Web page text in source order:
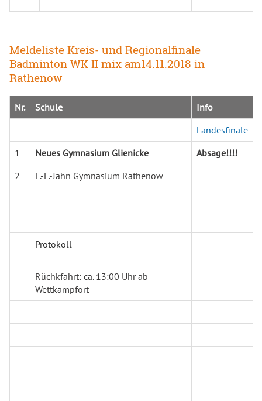
Meldeliste Kreis- und Regionalfinale
Badminton WK II mix am14.11.2018 in
Rathenow
Nr. Schule
Info
Landesfinale
1
Neues Gymnasium Glienicke
Absage!!!!
2
F.-L.-Jahn Gymnasium Rathenow
Protokoll
Rüchkfahrt: ca. 13:00 Uhr ab
Wettkampfort